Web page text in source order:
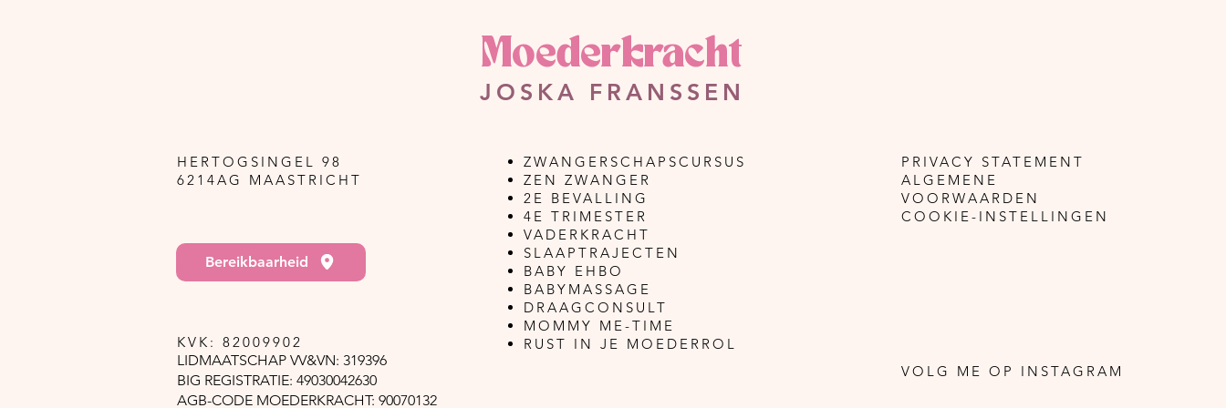
olie".
Moederkracht
JOSKA FRANSSEN
HERTOGSINGEL 98
6214AG MAASTRICHT
Bereikbaarheid
KVK: 82009902
LIDMAATSCHAP VV&VN: 319396
BIG REGISTRATIE: 49030042630
AGB-CODE MOEDERKRACHT: 90070132
ZWANGERSCHAPSCURSUS
ZEN ZWANGER
2E BEVALLING
4E TRIMESTER
VADERKRACHT
SLAAPTRAJECTEN
BABY EHBO
BABYMASSAGE
DRAAGCONSULT
MOMMY ME-TIME
RUST IN JE MOEDERROL
PRIVACY STATEMENT
ALGEMENE
VOORWAARDEN
COOKIE-INSTELLINGEN
VOLG ME OP INSTAGRAM